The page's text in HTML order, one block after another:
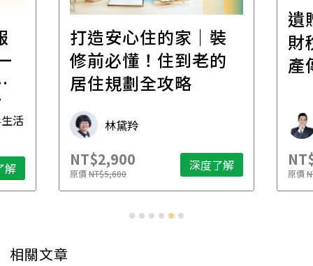
活
解
打造安心住的家｜裝
修前必懂！住到老的
居住規劃全攻略
林黛羚
NT$2,900
原價NT$5,600 深度了解
遺
財
產
原價
相關文章